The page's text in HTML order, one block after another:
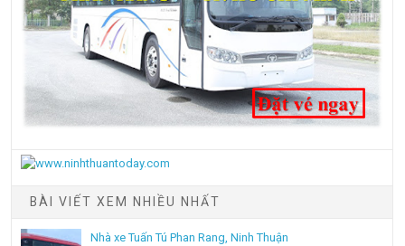
BÀI VIẾT XEM NHIỀU NHẤT
Nhà xe Tuấn Tú Phan Rang, Ninh Thuận